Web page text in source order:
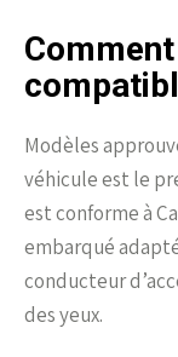
Modèles
véhicule est le
est conforme à
embarqué
conducteur
des yeux.